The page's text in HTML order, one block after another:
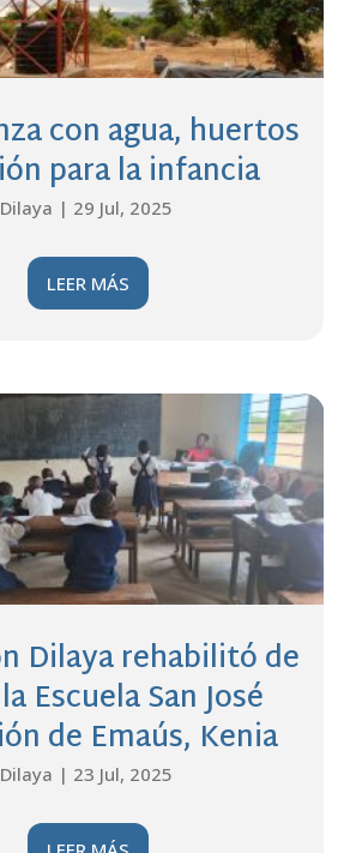
con agua, huertos
para la infancia
| 29 Jul, 2025
LEER MÁS
Dilaya rehabilitó de
Escuela San José
de Emaús, Kenia
| 23 Jul, 2025